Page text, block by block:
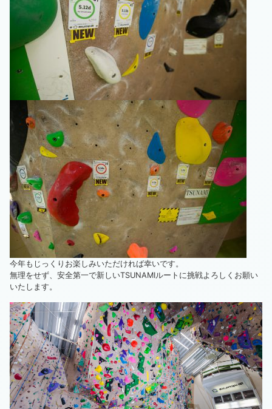
今年もじっくりお楽しみいただければ幸いです。
無理をせず、安全第一で新しいTSUNAMIルートに挑戦よろしくお願い
いたします。